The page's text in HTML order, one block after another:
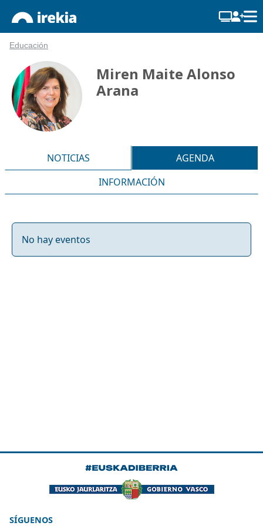
Educación
Miren Maite Alonso
Arana
NOTICIAS
AGENDA
INFORMACIÓN
No hay eventos
SÍGUENOS